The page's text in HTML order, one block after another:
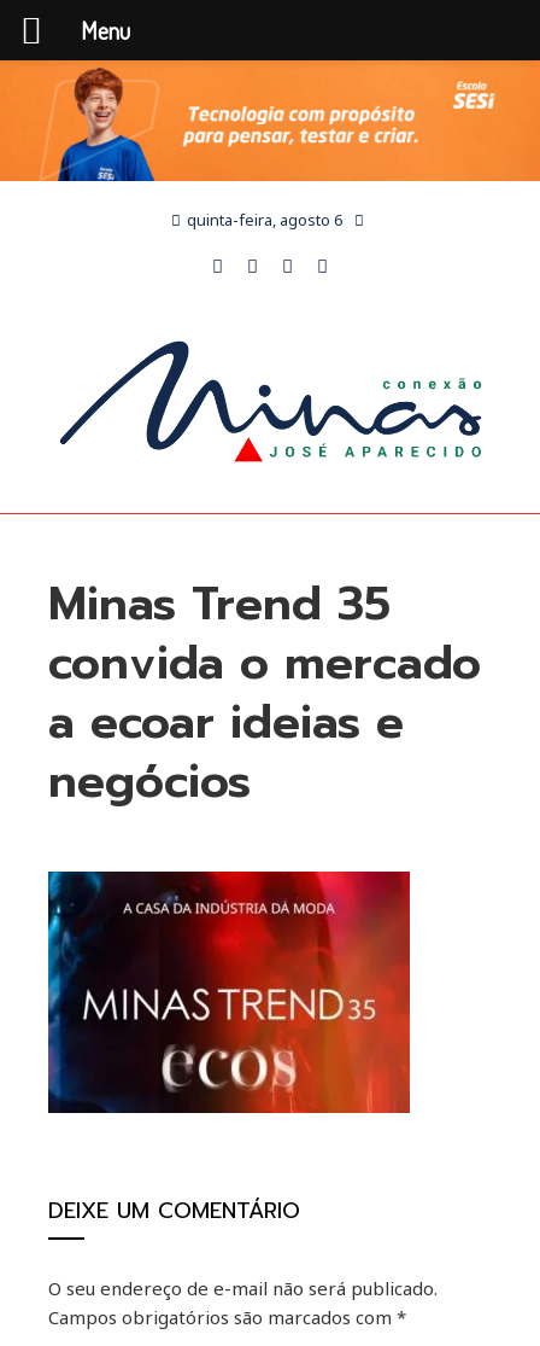
quinta-feira, agosto 6
Minas Trend 35
convida o mercado
a ecoar ideias e
negócios
DEIXE UM COMENTÁRIO
O seu endereço de e-mail não será publicado.
Campos obrigatórios são marcados com *
Menu